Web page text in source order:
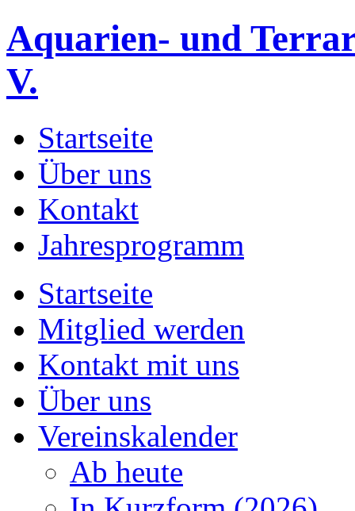
Aquarien- und
V.
Startseite
Über uns
Kontakt
Jahresprogramm
Startseite
Mitglied werden
Kontakt mit uns
Über uns
Vereinskalender
Ab heute